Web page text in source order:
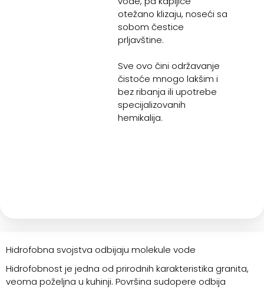
otežano klizaju, noseći sa
sobom čestice
prljavštine.
Sve ovo čini održavanje
čistoće mnogo lakšim i
bez ribanja ili upotrebe
specijalizovanih
hemikalija.
Hidrofobna svojstva odbijaju molekule vode
Hidrofobnost je jedna od prirodnih karakteristika granita,
veoma poželjna u kuhinji. Površina sudopere odbija